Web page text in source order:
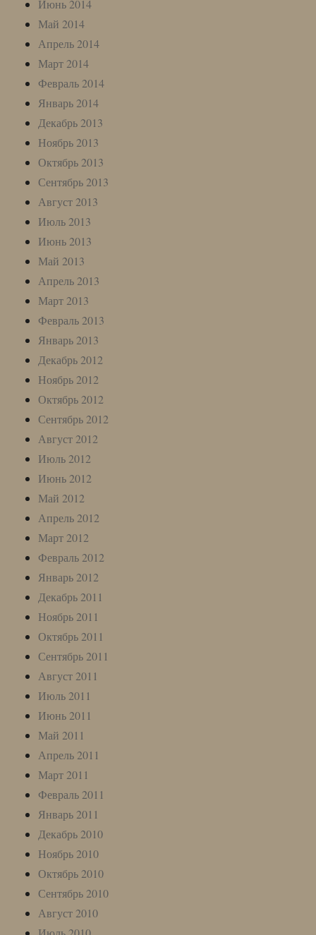
Июнь 2014
Май 2014
Апрель 2014
Март 2014
Февраль 2014
Январь 2014
Декабрь 2013
Ноябрь 2013
Октябрь 2013
Сентябрь 2013
Август 2013
Июль 2013
Июнь 2013
Май 2013
Апрель 2013
Март 2013
Февраль 2013
Январь 2013
Декабрь 2012
Ноябрь 2012
Октябрь 2012
Сентябрь 2012
Август 2012
Июль 2012
Июнь 2012
Май 2012
Апрель 2012
Март 2012
Февраль 2012
Январь 2012
Декабрь 2011
Ноябрь 2011
Октябрь 2011
Сентябрь 2011
Август 2011
Июль 2011
Июнь 2011
Май 2011
Апрель 2011
Март 2011
Февраль 2011
Январь 2011
Декабрь 2010
Ноябрь 2010
Октябрь 2010
Сентябрь 2010
Август 2010